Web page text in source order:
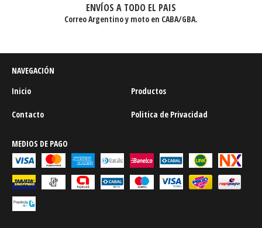
ENVÍOS A TODO EL PAIS
Correo Argentino y moto en CABA/GBA.
NAVEGACIÓN
Inicio
Productos
Contacto Politica de Privacidad
MEDIOS DE PAGO